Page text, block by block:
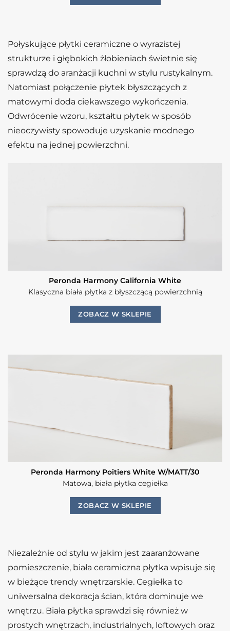
Połyskujące płytki ceramiczne o wyrazistej
strukturze i głębokich żłobieniach świetnie się
sprawdzą do aranżacji kuchni w stylu rustykalnym.
Natomiast połączenie płytek błyszczących z
matowymi doda ciekawszego wykończenia.
Odwrócenie wzoru, kształtu płytek w sposób
nieoczywisty spowoduje uzyskanie modnego
efektu na jednej powierzchni.
Peronda Harmony California White
Klasyczna biała płytka z błyszczącą powierzchnią
ZOBACZ W SKLEPIE
Peronda Harmony Poitiers White W/MATT/30
Matowa, biała płytka cegiełka
ZOBACZ W SKLEPIE
Niezależnie od stylu w jakim jest zaaranżowane
pomieszczenie, biała ceramiczna płytka wpisuje się
w bieżące trendy wnętrzarskie. Cegiełka to
uniwersalna dekoracja ścian, która dominuje we
wnętrzu. Biała płytka sprawdzi się również w
prostych wnętrzach, industrialnych, loftowych oraz